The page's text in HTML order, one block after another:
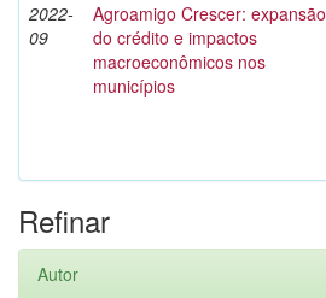
2022-
09
Agroamigo Crescer: expansão
do crédito e impactos
macroeconômicos nos
municípios
Refinar
Autor